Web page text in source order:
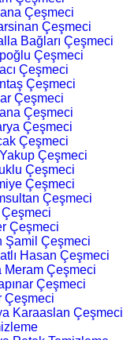
Çeşmeci
Çeşmeci
Bağları Çeşmeci
Çeşmeci
Çeşmeci
Çeşmeci
Çeşmeci
Çeşmeci
Çeşmeci
Çeşmeci
Yakup Çeşmeci
Çeşmeci
Çeşmeci
Çeşmeci
Çeşmeci
Şamil Çeşmeci
Hasan Çeşmeci
Meram Çeşmeci
Çeşmeci
Çeşmeci
Karaaslan Çeşmeci